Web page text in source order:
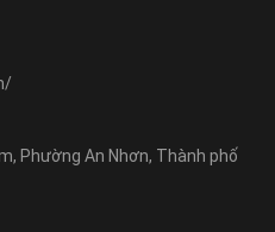
Phường An Nhơn, Thành phố